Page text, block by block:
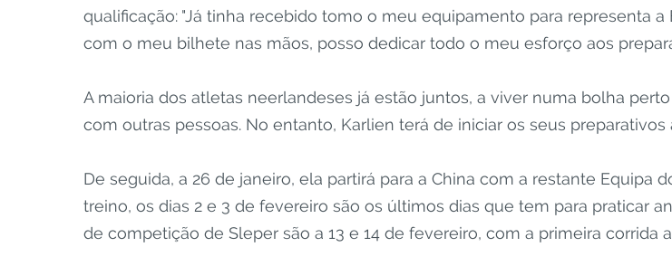
qualificação: "Já tinha recebido tomo o meu equipamento para representa
com o meu bilhete nas mãos, posso dedicar todo o meu esforço aos
A maioria dos atletas neerlandeses já estão juntos, a viver numa bolha
com outras pessoas. No entanto, Karlien terá de iniciar os seus preparativos
De seguida, a 26 de janeiro, ela partirá para a China com a restante Equipa
treino, os dias 2 e 3 de fevereiro são os últimos dias que tem para praticar
de competição de Sleper são a 13 e 14 de fevereiro, com a primeira corrida a